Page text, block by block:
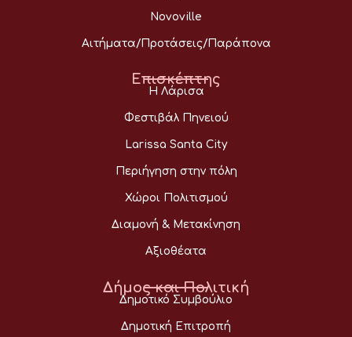
Novoville
Αιτήματα/Προτάσεις/Παράπονα
Επισκέπτης
Η Λάρισα
Φεστιβάλ Πηνειού
Larissa Santa City
Περιήγηση στην πόλη
Χώροι Πολιτισμού
Διαμονή & Μετακίνηση
Αξιοθέατα
Δήμος και Πολιτική
Δημοτικό Συμβούλιο
Δημοτική Επιτροπή